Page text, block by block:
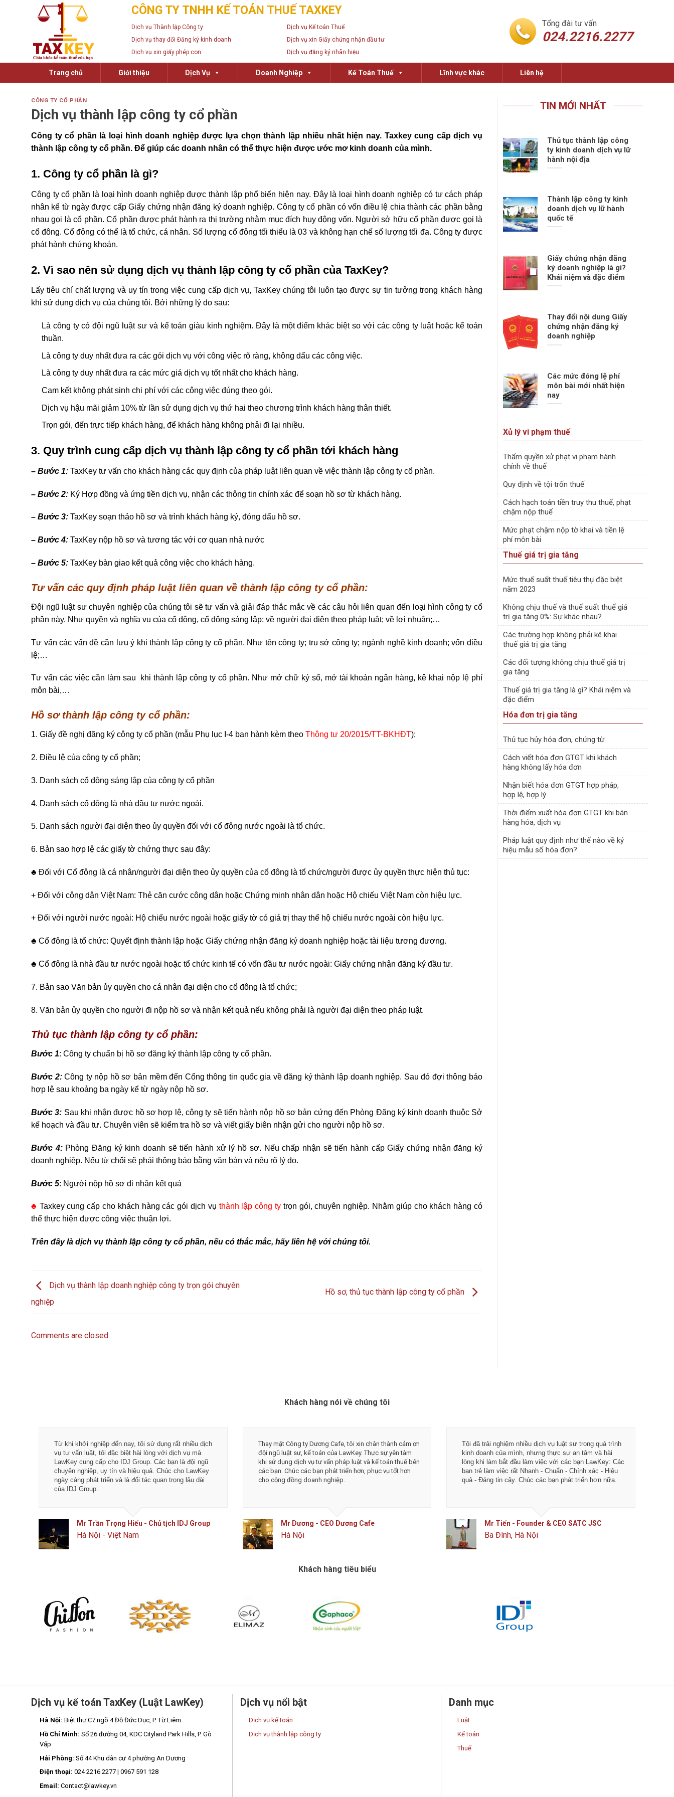
CÔNG TY TNHH KẾ TOÁN THUẾ TAXKEY
Dịch vụ Thành lập Công ty
Dịch vụ Kế toán Thuế
Dịch vụ thay đổi Đăng ký kinh doanh
Dịch vụ xin Giấy chứng nhận đầu tư
Dịch vụ xin giấy phép con
Dịch vụ đăng ký nhãn hiệu
Tổng đài tư vấn
024.2216.2277
Trang chủ Giới thiệu Dịch Vụ Doanh Nghiệp Kế Toán Thuế Lĩnh vực khác Liên hệ
CÔNG TY CỔ PHẦN
Dịch vụ thành lập công ty cổ phần
Công ty cổ phần là loại hình doanh nghiệp được lựa chọn thành lập nhiều nhất hiện nay. Taxkey cung cấp dịch vụ
thành lập công ty cổ phần. Để giúp các doanh nhân có thể thực hiện được ước mơ kinh doanh của mình.
1. Công ty cổ phần là gì?
Công ty cổ phần là loại hình doanh nghiệp được thành lập phổ biến hiện nay. Đây là loại hình doanh nghiệp có tư cách pháp
nhân kể từ ngày được cấp Giấy chứng nhận đăng ký doanh nghiệp. Công ty cổ phần có vốn điều lệ chia thành các phần bằng
nhau gọi là cổ phần. Cổ phần được phát hành ra thị trường nhằm mục đích huy động vốn. Người sở hữu cổ phần được gọi là
cổ đông. Cổ đông có thể là tổ chức, cá nhân. Số lượng cổ đông tối thiểu là 03 và không hạn chế số lượng tối đa. Công ty được
phát hành chứng khoán.
2. Vì sao nên sử dụng dịch vụ thành lập công ty cổ phần của TaxKey?
Lấy tiêu chí chất lượng và uy tín trong việc cung cấp dịch vụ, TaxKey chúng tôi luôn tạo được sự tin tưởng trong khách hàng
khi sử dụng dịch vụ của chúng tôi. Bởi những lý do sau:
Là công ty có đội ngũ luật sư và kế toán giàu kinh nghiệm. Đây là một điểm khác biệt so với các công ty luật hoặc kế toán
thuần.
Là công ty duy nhất đưa ra các gói dịch vụ với công việc rõ ràng, không dấu các công việc.
Là công ty duy nhất đưa ra các mức giá dịch vụ tốt nhất cho khách hàng.
Cam kết không phát sinh chi phí với các công việc đúng theo gói.
Dịch vụ hậu mãi giảm 10% từ lần sử dụng dịch vụ thứ hai theo chương trình khách hàng thân thiết.
Trọn gói, đến trực tiếp khách hàng, để khách hàng không phải đi lại nhiều.
3. Quy trình cung cấp dịch vụ thành lập công ty cổ phần tới khách hàng
– Bước 1: TaxKey tư vấn cho khách hàng các quy định của pháp luật liên quan về việc thành lập công ty cổ phần.
– Bước 2: Ký Hợp đồng và ứng tiền dịch vụ, nhận các thông tin chính xác để soạn hồ sơ từ khách hàng.
– Bước 3: TaxKey soạn thảo hồ sơ và trình khách hàng ký, đóng dấu hồ sơ.
– Bước 4: TaxKey nộp hồ sơ và tương tác với cơ quan nhà nước
– Bước 5: TaxKey bàn giao kết quả công việc cho khách hàng.
Tư vấn các quy định pháp luật liên quan về thành lập công ty cổ phần:
Đội ngũ luật sư chuyên nghiệp của chúng tôi sẽ tư vấn và giải đáp thắc mắc về các câu hỏi liên quan đến loại hình công ty cổ
phần này. Như quyền và nghĩa vụ của cổ đông, cổ đông sáng lập; về người đại diện theo pháp luật; về lợi nhuận;…
Tư vấn các vấn đề cần lưu ý khi thành lập công ty cổ phần. Như tên công ty; trụ sở công ty; ngành nghề kinh doanh; vốn điều
lệ;…
Tư vấn các việc cần làm sau khi thành lập công ty cổ phần. Như mở chữ ký số, mở tài khoản ngân hàng, kê khai nộp lệ phí
môn bài,…
Hồ sơ thành lập công ty cổ phần:
1. Giấy đề nghị đăng ký công ty cổ phần (mẫu Phụ lục I-4 ban hành kèm theo Thông tư 20/2015/TT-BKHĐT);
2. Điều lệ của công ty cổ phần;
3. Danh sách cổ đông sáng lập của công ty cổ phần
4. Danh sách cổ đông là nhà đầu tư nước ngoài.
5. Danh sách người đại diện theo ủy quyền đối với cổ đông nước ngoài là tổ chức.
6. Bản sao hợp lệ các giấy tờ chứng thực sau đây:
♣ Đối với Cổ đông là cá nhân/người đại diện theo ủy quyền của cổ đông là tổ chức/người được ủy quyền thực hiện thủ tục:
+ Đối với công dân Việt Nam: Thẻ căn cước công dân hoặc Chứng minh nhân dân hoặc Hộ chiếu Việt Nam còn hiệu lực.
+ Đối với người nước ngoài: Hộ chiếu nước ngoài hoặc giấy tờ có giá trị thay thế hộ chiếu nước ngoài còn hiệu lực.
♣ Cổ đông là tổ chức: Quyết định thành lập hoặc Giấy chứng nhận đăng ký doanh nghiệp hoặc tài liệu tương đương.
♣ Cổ đông là nhà đầu tư nước ngoài hoặc tổ chức kinh tế có vốn đầu tư nước ngoài: Giấy chứng nhận đăng ký đầu tư.
7. Bản sao Văn bản ủy quyền cho cá nhân đại diện cho cổ đông là tổ chức;
8. Văn bản ủy quyền cho người đi nộp hồ sơ và nhận kết quả nếu không phải là người đại diện theo pháp luật.
Thủ tục thành lập công ty cổ phần:
Bước 1: Công ty chuẩn bị hồ sơ đăng ký thành lập công ty cổ phần.
Bước 2:Công ty nộp hồ sơ bản mềm đến Cổng thông tin quốc gia về đăng ký thành lập doanh nghiệp. Sau đó đợi thông báo
hợp lệ sau khoảng ba ngày kể từ ngày nộp hồ sơ.
Bước 3: Sau khi nhận được hồ sơ hợp lệ, công ty sẽ tiến hành nộp hồ sơ bản cứng đến Phòng Đăng ký kinh doanh thuộc Sở
kế hoạch và đầu tư. Chuyên viên sẽ kiểm tra hồ sơ và viết giấy biên nhận gửi cho người nộp hồ sơ.
Bước 4:Phòng Đăng ký kinh doanh sẽ tiến hành xử lý hồ sơ. Nếu chấp nhận sẽ tiến hành cấp Giấy chứng nhận đăng ký
doanh nghiệp. Nếu từ chối sẽ phải thông báo bằng văn bản và nêu rõ lý do.
Bước 5: Người nộp hồ sơ đi nhận kết quả
♣ Taxkey cung cấp cho khách hàng các gói dịch vụ thành lập công ty trọn gói, chuyên nghiệp. Nhằm giúp cho khách hàng có
thể thực hiện được công việc thuận lợi.
Trên đây là dịch vụ thành lập công ty cổ phần, nếu có thắc mắc, hãy liên hệ với chúng tôi.
Dịch vụ thành lập doanh nghiệp công ty trọn gói chuyên
nghiệp
Hồ sơ, thủ tục thành lập công ty cổ phần
Comments are closed.
TIN MỚI NHẤT
Thủ tục thành lập công
ty kinh doanh dịch vụ lữ
hành nội địa
Thành lập công ty kinh
doanh dịch vụ lữ hành
quốc tế
Giấy chứng nhận đăng
ký doanh nghiệp là gì?
Khái niệm và đặc điểm
Thay đổi nội dung Giấy
chứng nhận đăng ký
doanh nghiệp
Các mức đóng lệ phí
môn bài mới nhất hiện
nay
Xủ lý vi phạm thuế
Thẩm quyền xử phạt vi phạm hành
chính về thuế
Quy định về tội trốn thuế
Cách hạch toán tiền truy thu thuế, phạt
chậm nộp thuế
Mức phạt chậm nộp tờ khai và tiền lệ
phí môn bài
Thuế giá trị gia tăng
Mức thuế suất thuế tiêu thụ đặc biệt
năm 2023
Không chịu thuế và thuế suất thuế giá
trị gia tăng 0%: Sự khác nhau?
Các trường hợp không phải kê khai
thuế giá trị gia tăng
Các đối tượng không chịu thuế giá trị
gia tăng
Thuế giá trị gia tăng là gì? Khái niệm và
đặc điểm
Hóa đơn trị gia tăng
Thủ tục hủy hóa đơn, chứng từ
Cách viết hóa đơn GTGT khi khách
hàng không lấy hóa đơn
Nhận biết hóa đơn GTGT hợp pháp,
hợp lệ, hợp lý
Thời điểm xuất hóa đơn GTGT khi bán
hàng hóa, dịch vụ
Pháp luật quy định như thế nào về ký
hiệu mẫu số hóa đơn?
Khách hàng nói về chúng tôi
Tôi rất hài lòng về chất lượng dịch vụ tại LawKey -
Chìa khóa pháp luật. Các bạn là đội ngũ luật sư,
chuyên gia kế toán và tư vấn viên nhiệt thành, đầy bản
lĩnh với nghề nghiệp. Chúc các bạn phát đạt hơn nữa
trong tương lai.
Anh Toản - CTO Công ty CP công nghệ phân
phối Flanet
Mình thật sự cảm ơn đội ngũ công ty luật và dịch vụ kế
toán LawKey về độ nhiệt tình và tốc độ làm việc. Tôi
rất an tâm và tin tưởng khi làm việc với LawKey, đặc
biệt là được chủ tịch Hà trực tiếp tư vấn. Chúc các bạn
phát triển thịnh vượng và đột phá hơn nữa.
Mr Tô - Founder & CEO MengCha Utd
Đống Đa, Hà Nội
Tôi đã trải nghiệm nhiều dịch vụ luật sư trong quá trình
kinh doanh của mình, nhưng thực sự an tâm và hài
lòng khi làm bắt đầu làm việc với các bạn LawKey: Các
bạn trẻ làm việc rất Nhanh - Chuẩn - Chính xác - Hiệu
quả - Đáng tin cậy. Chúc các bạn phát triển hơn nữa.
Mr Tiến - Founder & CEO SATC JSC
Ba Đình, Hà Nội
Khách hàng tiêu biểu
Dịch vụ kế toán TaxKey (Luật LawKey)
Hà Nội: Biệt thự C7 ngõ 4 Đỗ Đức Dục, P. Từ Liêm
Hồ Chí Minh: Số 26 đường 04, KDC Cityland Park Hills, P. Gò
Vấp
Hải Phòng: Số 44 Khu dân cư 4 phường An Dương
Điện thoại: 024 2216 2277 | 0967 591 128
Email: Contact@lawkey.vn
Dịch vụ nổi bật
Dịch vụ kế toán
Dịch vụ thành lập công ty
Danh mục
Luật
Kế toán
Thuế